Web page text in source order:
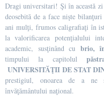
Dragi universitari! Şi în această
deosebită de a face nişte
ani mulţi, frumos caligrafiaţi în
la valorificarea potenţialului
academic, susţinând cu brio,
timpului la capitolul
UNIVERSITĂŢII DE STAT
prestigiul, onoarea de a ne
învăţământului naţional.